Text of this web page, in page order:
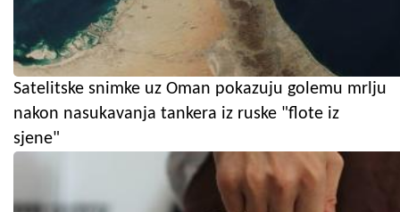
Satelitske snimke uz Oman pokazuju golemu mrlju
nakon nasukavanja tankera iz ruske "flote iz
sjene"